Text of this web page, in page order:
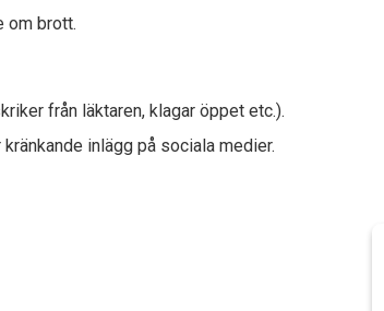
om brott.
från läktaren, klagar öppet etc.).
inlägg på sociala medier.